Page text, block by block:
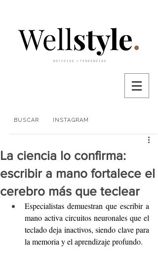
BUSCAR INSTAGRAM
La ciencia lo confirma:
escribir a mano fortalece el
cerebro más que teclear
Especialistas demuestran que escribir a
mano activa circuitos neuronales que el
teclado deja inactivos, siendo clave para
la memoria y el aprendizaje profundo.